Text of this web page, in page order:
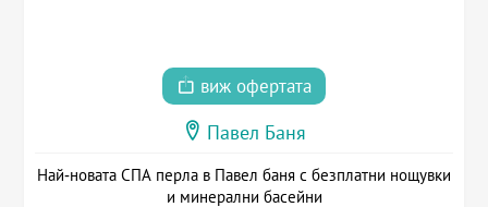
виж офертата
Павел Баня
Най-новата СПА перла в Павел баня с безплатни нощувки
и минерални басейни